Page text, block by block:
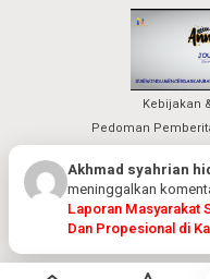
Kebijakan
Pedoman